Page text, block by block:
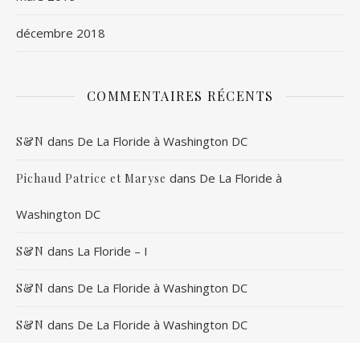
décembre 2018
COMMENTAIRES RÉCENTS
S&N dans De La Floride à Washington DC
Pichaud Patrice et Maryse dans De La Floride à
Washington DC
S&N dans La Floride – I
S&N dans De La Floride à Washington DC
S&N dans De La Floride à Washington DC